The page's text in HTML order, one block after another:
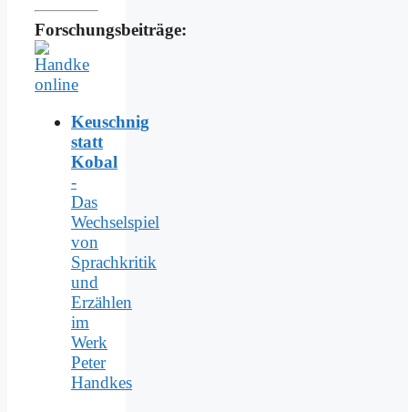
Forschungsbeiträge:
Keuschnig
statt
Kobal
-
Das
Wechselspiel
von
Sprachkritik
und
Erzählen
im
Werk
Peter
Handkes